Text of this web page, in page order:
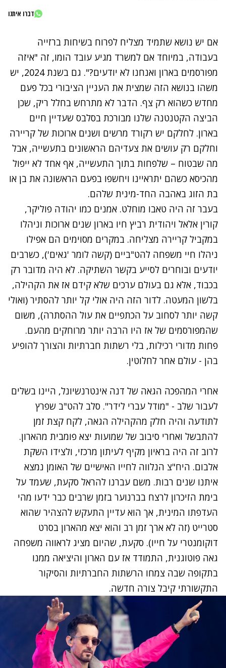
דברו איתנו
אם יש נושא שתמיד מצליח לפרוח בשיחות ברזייה
בעבודה, במיוחד אם למשרד מגיע עובד הומו, זה "איזה
מפורסמים בארון ואנחנו לא יודעים?". גם בשנת 2024, יש
משהו בנושא הזה שמצית את העניין הציבורי בכל פעם
מחדש כשהוא רק צף. הדבר לא מתרחש בחלל ריק, שכן
הביצה הקטנטנה שלנו מבורכת בסלבס שעדיין חיים
בארון. לחלקם יש רקורד מרשים ושנים ארוכות של קריירה
וחלקם רק עושים את צעדיהם הראשונים בתעשייה, אבל
מה שבטוח – שלפחות בתוך התעשייה, אף אחד לא ייפול
מהכיסא כשהם יתראיינו ויחשפו בפעם הראשונה את בן או
בת הזוג באהבה החד-מינית שלהם.
בעבר זה היה טאבו מוחלט. אמנים כמו יהודה פוליקר,
קורין אלאל ויהודית רביץ חיו בארון שנים ארוכות וניהלו
במקביל קריירה מצליחה. במקרים מסוימים הם אפילו
ניהלו חיי משפחה להט"ביים (קשה לומר 'גאים'), כשרבים
יודעים ובוחרים לסייע בקשר השתיקה. לא היה מדובר רק
בכבוד, אלא גם בעולם ערכים שלא קידם אז את הקהילה,
בלשון המעטה. לדור הזה היה אולי קל יותר להסתיר (ואולי
קשה יותר לסחוב על הכתפיים את עול ההסתרה), משום
שהמפורסמים של אז היו הרבה יותר מרוחקים מהעם.
פחות מדורי רכילות, בלי רשתות חברתיות והצורך להופיע
בהן - עולם אחר לחלוטין.
אחרי המהפכה הגאה של דנה אינטרנשיונל, היינו בשלים
לעבור שלב - "מודל עברי לידר". סלב להט"ב שפרץ
לתודעה והיה חלק מהקהילה הגאה, לקח קצת זמן
להתבשל ואחרי סיבוב של שמועות יצא פומבית מהארון.
לרוב זה היה בראיון מקיף לעיתון מרכזי, ולצידו השקת
אלבום. היח"צ הנלווה לחייו האישיים של האומן נמצא
איתנו שנים רבות. משם עברנו להראל סקעת, שעמד על
בימת הזיכרון לרצח בברנוער בזמן שרבים כבר ידעו מהי
העדפתו המינית, אך הוא עדיין התעקש להצהיר שהוא
סטרייט (זה לא ארך זמן רב והוא יצא מהארון בסרט
דוקומנטרי על חייו). סקעת, שהיום מציג לראווה משפחה
גאה פוטוגנית, התמודד אז עם הארון והיציאה ממנו
בתקופה שבה צמחו הרשתות החברתיות והסיקור
התקשורתי קיבל צורה חדשה.